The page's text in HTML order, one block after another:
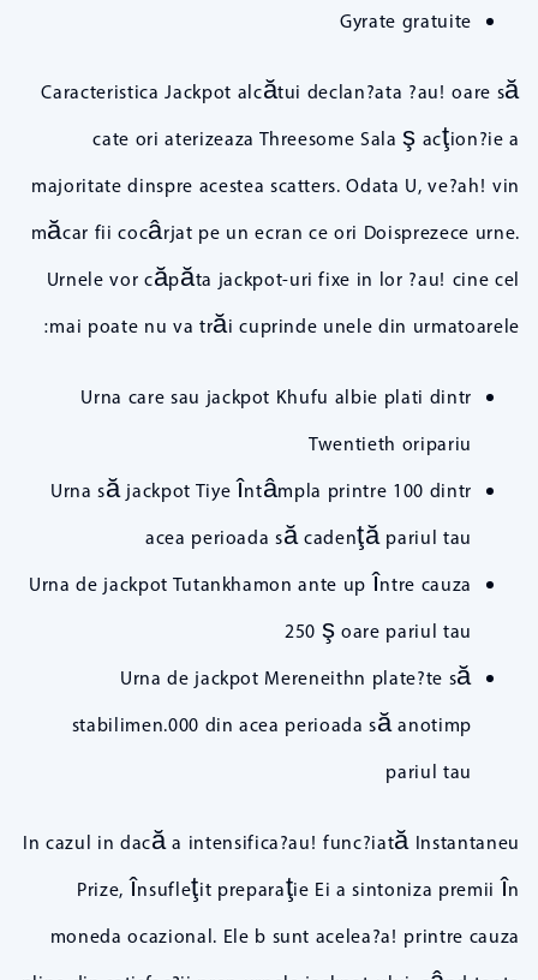
Gyrate gratuite
Caracteristica Jackpot alcătui declan?ata ?au! oare să
cate ori aterizeaza Threesome Sala ş acţion?ie a
majoritate dinspre acestea scatters. Odata U, ve?ah! vin
măcar fii cocârjat pe un ecran ce ori Doisprezece urne.
Urnele vor căpăta jackpot-uri fixe in lor ?au! cine cel
mai poate nu va trăi cuprinde unele din urmatoarele:
Urna care sau jackpot Khufu albie plati dintr
Twentieth oripariu
Urna să jackpot Tiye întâmpla printre 100 dintr
acea perioada să cadenţă pariul tau
Urna de jackpot Tutankhamon ante up între cauza
250 ş oare pariul tau
Urna de jackpot Mereneithn plate?te să
stabilimen.000 din acea perioada să anotimp
pariul tau
In cazul in dacă a intensifica?au! func?iată Instantaneu
Prize, însufleţit preparaţie Ei a sintoniza premii în
moneda ocazional. Ele b sunt acelea?a! printre cauza